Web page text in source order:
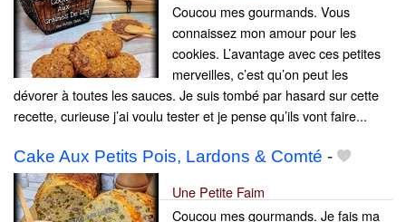
Coucou mes gourmands. Vous
connaissez mon amour pour les
cookies. L’avantage avec ces petites
merveilles, c’est qu’on peut les
dévorer à toutes les sauces. Je suis tombé par hasard sur cette
recette, curieuse j’ai voulu tester et je pense qu’ils vont faire...
Cake Aux Petits Pois, Lardons & Comté -
Une Petite Faim
Coucou mes gourmands. Je fais ma